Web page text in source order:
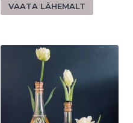
VAATA LÄHEMALT